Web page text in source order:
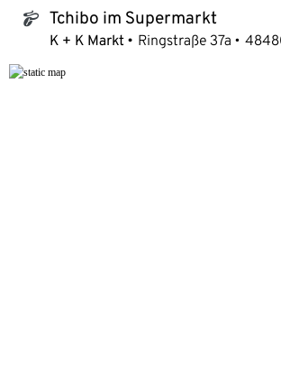
tchibo_logo Tchibo im Supermarkt
K + K Markt Ringstraße 37a